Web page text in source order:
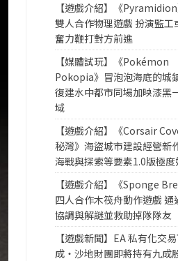
【遊戲介紹】《
雙人合作物理遊戲 扮演監工
奮力鞭打對方前進
【媒體試玩】《Pokémon
Pokopia》冒泡泡海底的城
復建水中都市同場加映漆黑
域
【遊戲介紹】《Corsair
秘灣》海盜城市建設經營新
海戰與探索等要素1.0版極
【遊戲介紹】《Sponge
四人合作木筏舟動作遊戲 通
協調與解謎並救助掉隊隊友
【遊戲新聞】EA 私有化交
成・沙地財團即將持有九成